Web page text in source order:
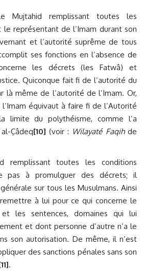
Mujtahid remplissant toutes les
le représentant de l’Imam durant son
et l’autorité suprême de tous
ses fonctions en l’absence de
les décrets (les Fatwâ) et
Quiconque fait fi de l’autorité du
là même de l’autorité de l’Imam. Or,
équivaut à faire fi de l’Autorité
limite du polythéisme, comme l’a
Çâdeq[10] (voir : Wilayaté Faqihde
remplissant toutes les conditions
pas à promulguer des décrets; il
sur tous les Musulmans. Ainsi
à lui pour ce qui concerne le
et les sentences, domaines qui lui
et dont personne d’autre n’a le
son autorisation. De même, il n’est
des sanctions pénales sans son
.